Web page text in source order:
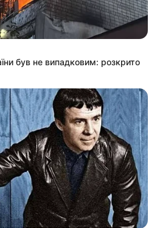
був не випадковим: розкрито